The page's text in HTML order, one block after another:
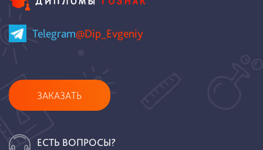
Telegram@Dip_Evgeniy
ЗАКАЗАТЬ
ЕСТЬ ВОПРОСЫ?